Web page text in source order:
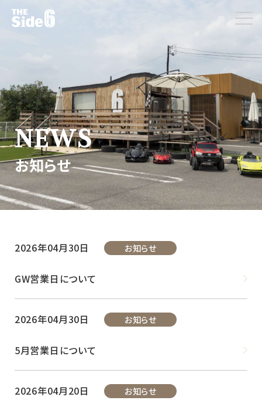
NEWS
お知らせ
2026年04月30日 お知らせ
GW営業日について
2026年04月30日 お知らせ
5月営業日について
2026年04月20日 お知らせ